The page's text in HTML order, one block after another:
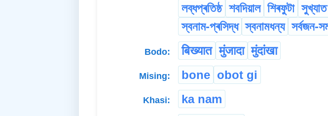
লব্ধপ্ৰতিষ্ঠ শবদিয়াল শিৰফুটা সুখ্যাত
স্বনাম-প্ৰসিদ্ধ স্বনামধন্য সৰ্বজন-
Bodo: बिख्यात मुंजादा मुंदांखा
Mising: bone obot gi
Khasi: ka nam